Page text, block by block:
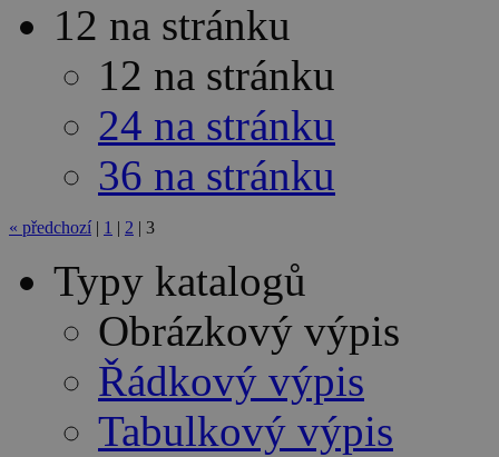
12 na stránku
12 na stránku
24 na stránku
36 na stránku
« předchozí 1 2 3
Typy katalogů
Obrázkový výpis
Řádkový výpis
Tabulkový výpis